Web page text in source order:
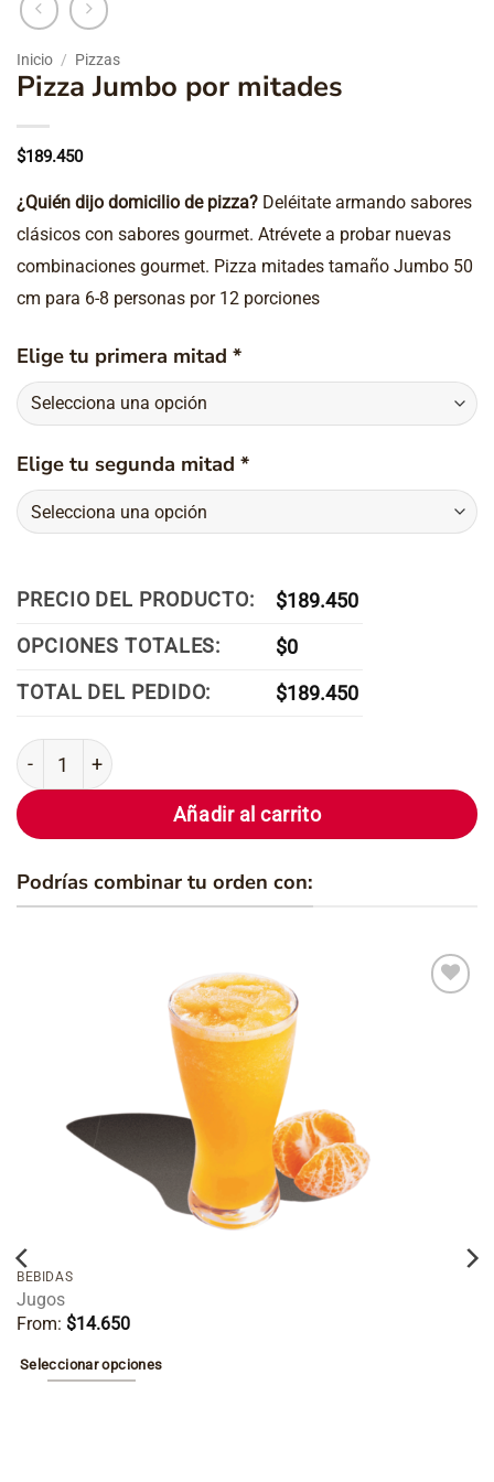
Inicio / Pizzas
Pizza Jumbo por mitades
$189.450
¿Quién dijo domicilio de pizza? Deléitate armando sabores
clásicos con sabores gourmet. Atrévete a probar nuevas
combinaciones gourmet. Pizza mitades tamaño Jumbo 50
cm para 6-8 personas por 12 porciones
Elige tu primera mitad *
Elige tu segunda mitad *
PRECIO DEL PRODUCTO: $189.450
OPCIONES TOTALES:
$0
TOTAL DEL PEDIDO:
$189.450
Pizza Jumbo por mitades cantidad
Añadir al carrito
Podrías combinar tu orden con:
BEBIDAS
Jugos
From: $14.650
Seleccionar opciones